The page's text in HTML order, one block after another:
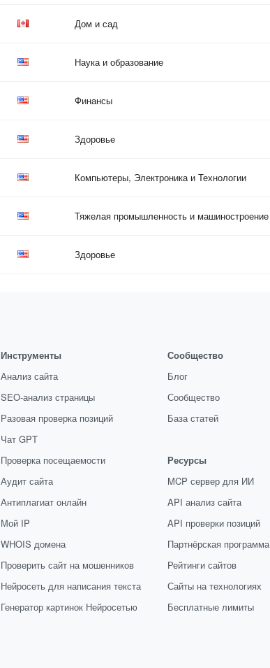
Дом и сад
Наука и образование
Финансы
Здоровье
Компьютеры, Электроника и Технологии
Тяжелая промышленность и машиностроение
Здоровье
Инструменты
Анализ сайта
SEO-анализ страницы
Разовая проверка позиций
Чат GPT
Проверка посещаемости
Аудит сайта
Антиплагиат онлайн
Мой IP
WHOIS домена
Проверить сайт на мошенников
Нейросеть для написания текста
Генератор картинок Нейросетью
Сообщество
Блог
Сообщество
База статей
Ресурсы
MCP сервер для ИИ
API анализ сайта
API проверки позиций
Партнёрская программа
Рейтинги сайтов
Сайты на технологиях
Бесплатные лимиты